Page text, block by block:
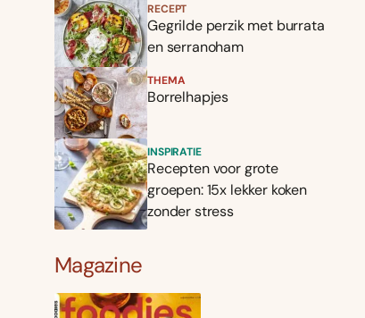
RECEPT
Gegrilde perzik met burrata
en serranoham
THEMA
Borrelhapjes
INSPIRATIE
Recepten voor grote
groepen: 15x lekker koken
zonder stress
Magazine